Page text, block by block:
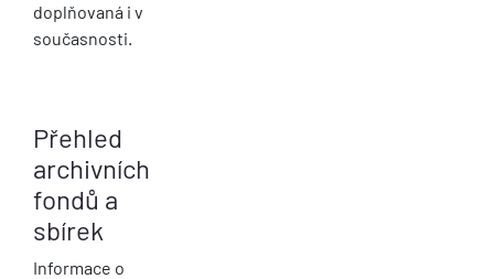
doplňovaná i v
současnosti.
Přehled
archivních
fondů a
sbírek
Informace o